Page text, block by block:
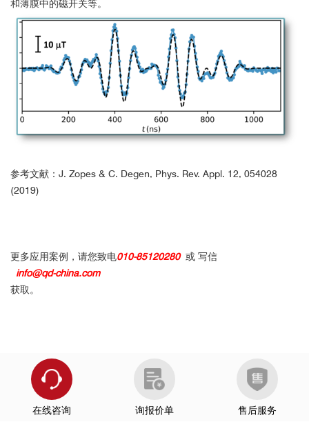
和薄膜中的磁开关等。
参考文献：J. Zopes & C. Degen, Phys. Rev. Appl. 12, 054028
(2019)
更多应用案例，请您致电010-85120280 或 写信
info@qd-china.com
获取。
在线咨询 询报价单 售后服务